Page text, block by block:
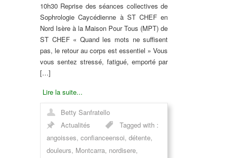
10h30 Reprise des séances collectives de
Sophrologie Caycédienne à ST CHEF en
Nord Isère à la Maison Pour Tous (MPT) de
ST CHEF « Quand les mots ne suffisent
pas, le retour au corps est essentiel » Vous
vous sentez stressé, fatigué, emporté par
[…]
Lire la suite...
Betty Sanfratello
Actualités
Tagged with :
angoisses, confianceensoi, détente,
douleurs, Montcarra, nordisere,